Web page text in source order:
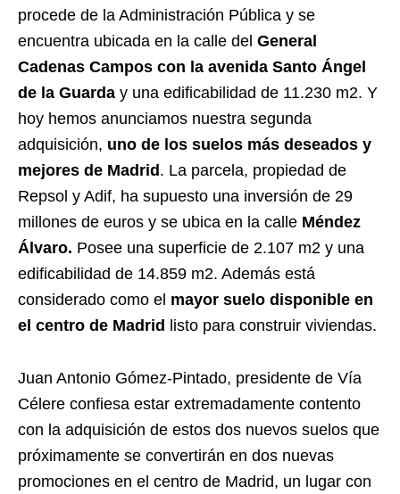
procede de la Administración Pública y se
encuentra ubicada en la calle del General
Cadenas Campos con la avenida Santo Ángel
de la Guarda y una edificabilidad de 11.230 m2. Y
hoy hemos anunciamos nuestra segunda
adquisición, uno de los suelos más deseados y
mejores de Madrid . La parcela, propiedad de
Repsol y Adif, ha supuesto una inversión de 29
millones de euros y se ubica en la calle Méndez
Álvaro. Posee una superficie de 2.107 m2 y una
edificabilidad de 14.859 m2. Además está
considerado como el mayor suelo disponible en
el centro de Madrid
listo para construir viviendas.
Juan Antonio Gómez-Pintado, presidente de Vía
Célere confiesa estar extremadamente contento
con la adquisición de estos dos nuevos suelos que
próximamente se convertirán en dos nuevas
promociones en el centro de Madrid, un lugar con